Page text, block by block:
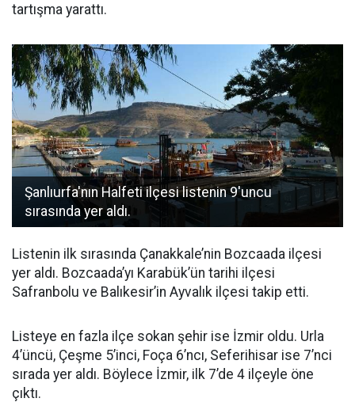
tartışma yarattı.
Şanlıurfa'nın Halfeti ilçesi listenin 9'uncu
sırasında yer aldı.
Listenin ilk sırasında Çanakkale’nin Bozcaada ilçesi
yer aldı. Bozcaada’yı Karabük’ün tarihi ilçesi
Safranbolu ve Balıkesir’in Ayvalık ilçesi takip etti.
Listeye en fazla ilçe sokan şehir ise İzmir oldu. Urla
4’üncü, Çeşme 5’inci, Foça 6’ncı, Seferihisar ise 7’nci
sırada yer aldı. Böylece İzmir, ilk 7’de 4 ilçeyle öne
çıktı.